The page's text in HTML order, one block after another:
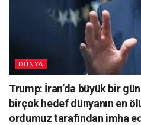
DÜNYA
Trump: İran’da büyük bir
birçok hedef dünyanın en
ordumuz tarafından imha